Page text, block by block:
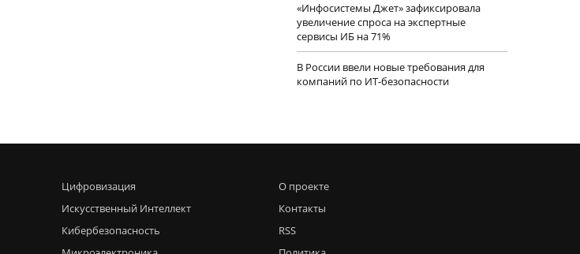
«Инфосистемы Джет» зафиксировала
увеличение спроса на экспертные
сервисы ИБ на 71%
В России ввели новые требования для
компаний по ИТ-безопасности
Цифровизация
Искусственный Интеллект
Кибербезопасность
О проекте
Контакты
RSS